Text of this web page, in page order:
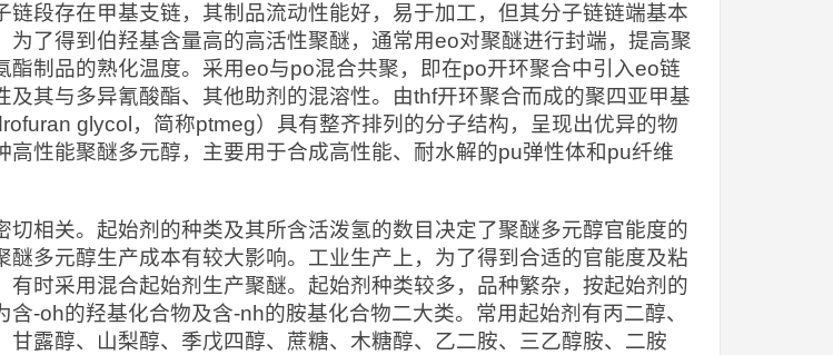
链段存在甲基支链，其制品流动性能好，易于加工，但其分子链链端基本
为了得到伯羟基含量高的高活性聚醚，通常用eo对聚醚进行封端，提高聚
酯制品的熟化温度。采用eo与po混合共聚，即在po开环聚合中引入eo链
及其与多异氰酸酯、其他助剂的混溶性。由thf开环聚合而成的聚四亚甲基
glycol，简称ptmeg）具有整齐排列的分子结构，呈现出优异的物
高性能聚醚多元醇，主要用于合成高性能、耐水解的pu弹性体和pu纤维
切相关。起始剂的种类及其所含活泼氢的数目决定了聚醚多元醇官能度的
醚多元醇生产成本有较大影响。工业生产上，为了得到合适的官能度及粘
有时采用混合起始剂生产聚醚。起始剂种类较多，品种繁杂，按起始剂的
含-oh的羟基化合物及含-nh的胺基化合物二大类。常用起始剂有丙二醇、
甘露醇、山梨醇、季戊四醇、蔗糖、木糖醇、乙二胺、三乙醇胺、二胺